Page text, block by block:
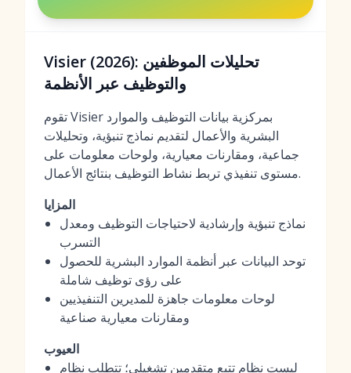
Visier (2026): تحليلات الموظفين
والتوظيف عبر الأنظمة
تقوم Visier بمركزية بيانات التوظيف والموارد
البشرية والأعمال لتقديم نماذج تنبؤية، وتحليلات
جماعية، ومقارنات معيارية، ولوحات معلومات على
مستوى تنفيذي تربط نشاط التوظيف بنتائج الأعمال.
المزايا
نماذج تنبؤية وإرشادية لاحتياجات التوظيف ومعدل
التسرب
توحد البيانات عبر أنظمة الموارد البشرية للحصول
على رؤى توظيف شاملة
لوحات معلومات جاهزة للمديرين التنفيذيين
ومقارنات معيارية صناعية
العيوب
ليست نظام تتبع متقدمين تشغيلي؛ تتطلب نظام